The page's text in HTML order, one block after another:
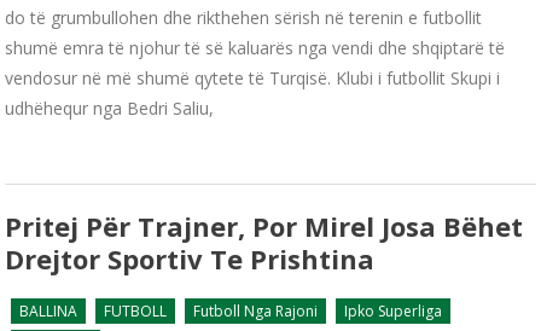
do të grumbullohen dhe rikthehen sërish në terenin e futbollit
shumë emra të njohur të së kaluarës nga vendi dhe shqiptarë të
vendosur në më shumë qytete të Turqisë. Klubi i futbollit Skupi i
udhëhequr nga Bedri Saliu,
Pritej Për Trajner, Por Mirel Josa Bëhet
Drejtor Sportiv Te Prishtina
BALLINA FUTBOLL Futboll Nga Rajoni
Ipko Superliga